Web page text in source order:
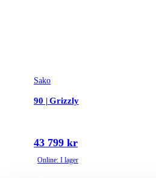
Sako
90 | Grizzly
43 799 kr
Online: I lager